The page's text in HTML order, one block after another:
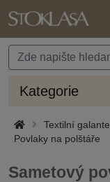
Kategorie
Textilní
Povlaky na polštáře
Sametový